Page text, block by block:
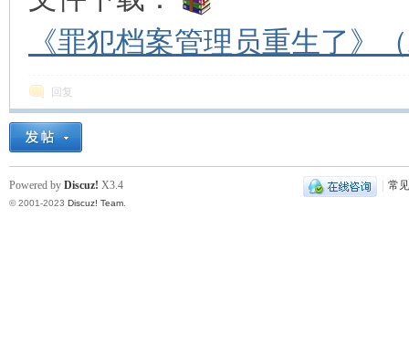
《罪犯档案管理员重生了》
回复
常
Powered by Discuz! X3.4
© 2001-2023 Discuz! Team